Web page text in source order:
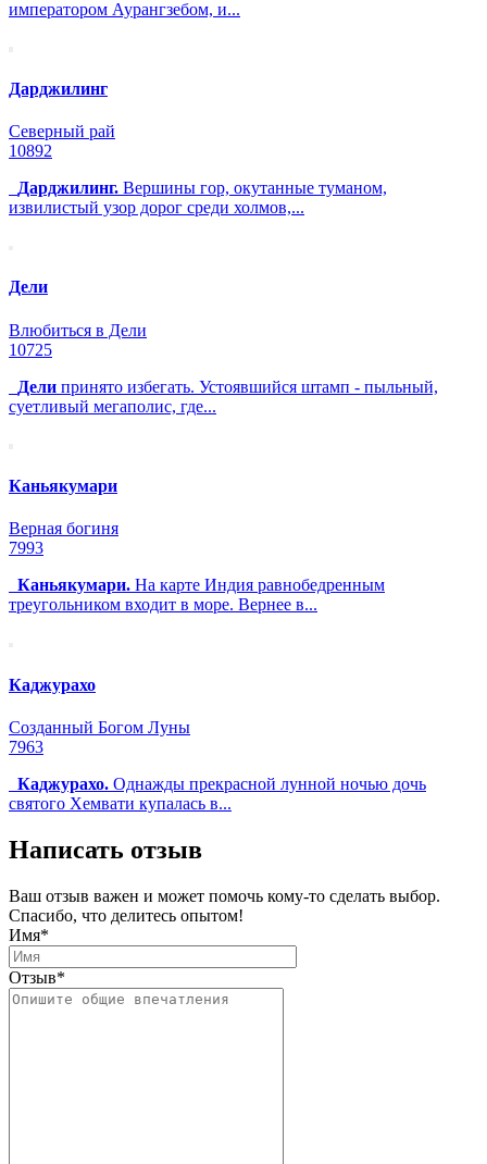
императором Аурангзебом, и...
Дарджилинг
Северный рай
10892
Дарджилинг. Вершины гор, окутанные туманом,
извилистый узор дорог среди холмов,...
Дели
Влюбиться в Дели
10725
Дели принято избегать. Устоявшийся штамп - пыльный,
суетливый мегаполис, где...
Каньякумари
Верная богиня
7993
Каньякумари. На карте Индия равнобедренным
треугольником входит в море. Вернее в...
Каджурахо
Созданный Богом Луны
7963
Каджурахо. Однажды прекрасной лунной ночью дочь
святого Хемвати купалась в...
Написать отзыв
Ваш отзыв важен и может помочь кому-то сделать выбор.
Спасибо, что делитесь опытом!
Имя*
Отзыв*